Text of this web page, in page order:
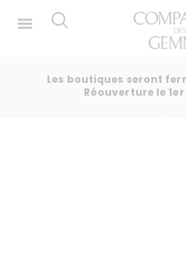
Les boutiques seront
Réouverture le